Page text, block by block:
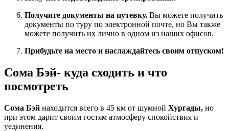
Получите документы на путевку. Вы можете получить
документы по туру по электронной почте, но Вы также
можете получить их лично в одном из наших офисов.
Прибудьте на место и наслаждайтесь своим отпуском!
Сома Бэй- куда сходить и что
посмотреть
Сома Бэй находится всего в 45 км от шумной Хургады, но
при этом дарит своим гостям атмосферу спокойствия и
уединения.